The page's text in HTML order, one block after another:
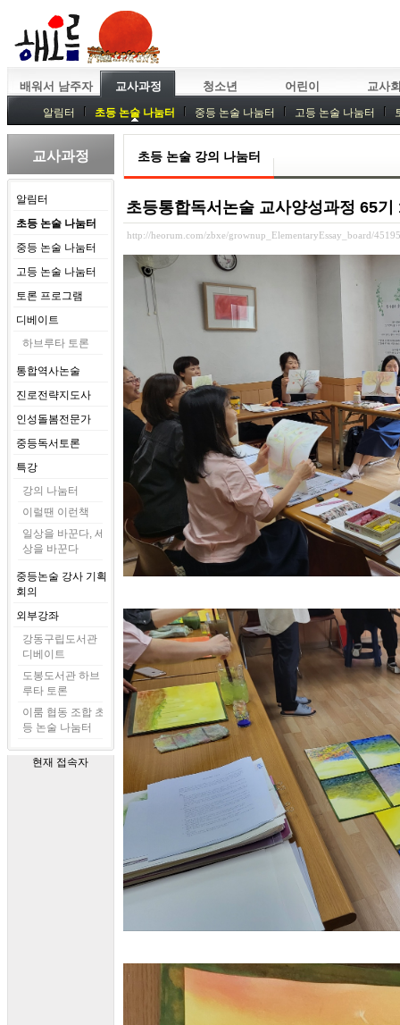
배워서 남주자 교사과정 청소년 어린이 교사
알림터 초등 논술 나눔터 중등 논술 나눔터 고등 논술 나눔터
중등독서토론
특강 중등논술 강사 기획회의 외부강좌
교사과정
알림터
초등 논술 나눔터
중등 논술 나눔터
고등 논술 나눔터
토론 프로그램
디베이트
하브루타 토론
통합역사논술
진로전략지도사
인성돌봄전문가
중등독서토론
특강
강의 나눔터
이럴땐 이런책
일상을 바꾼다, 세
상을 바꾼다
중등논술 강사 기획
회의
외부강좌
강동구립도서관
디베이트
도봉도서관 하브
루타 토론
이룸 협동 조합 초
등 논술 나눔터
현재 접속자
초등 논술 강의 나눔터
초등통합독서논술 교사양성과정 65
http://heorum.com/zbxe/grownup_ElementaryEssay_board/